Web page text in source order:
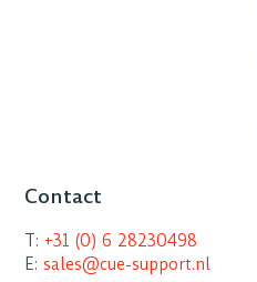
Contact
T: +31 (0) 6 28230498
E:sales@cue-support.nl